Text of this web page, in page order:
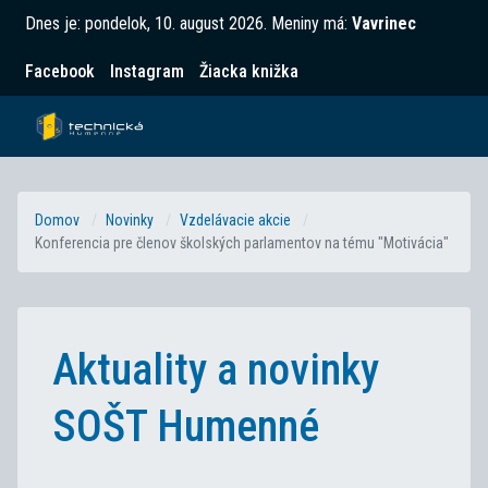
Dnes je: pondelok, 10. august 2026. Meniny má: Vavrinec
Facebook Instagram Žiacka knižka
Domov Novinky
Vzdelávacie akcie
Konferencia pre členov školských parlamentov na tému "Motivácia"
Aktuality a novinky
SOŠT Humenné